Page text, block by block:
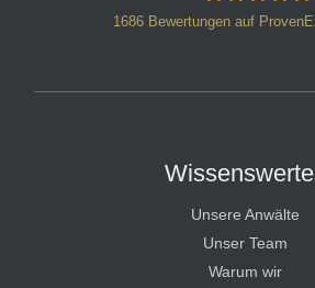
1686 Bewertungen auf
Unsere Anwälte
Unser Team
Warum wir